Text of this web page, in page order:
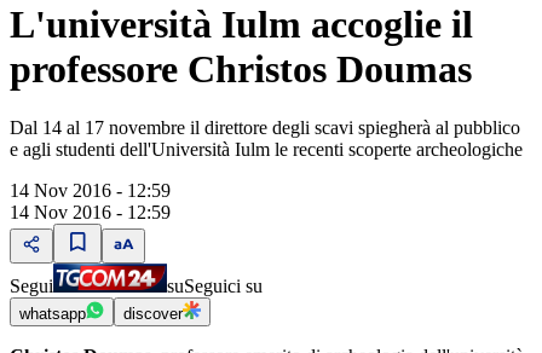
L'università Iulm accoglie il
professore Christos Doumas
Dal 14 al 17 novembre il direttore degli scavi spiegherà al pubblico
e agli studenti dell'Università Iulm le recenti scoperte archeologiche
14 Nov 2016 - 12:59
14 Nov 2016 - 12:59
Segui suSeguici su
whatsapp discover